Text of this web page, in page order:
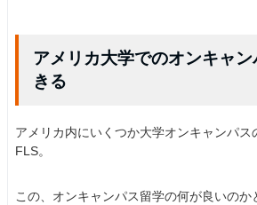
アメリカ大学でのオンキャ
きる
アメリカ内にいくつか大学オンキャンパス
FLS。
この、オンキャンパス留学の何が良いのか